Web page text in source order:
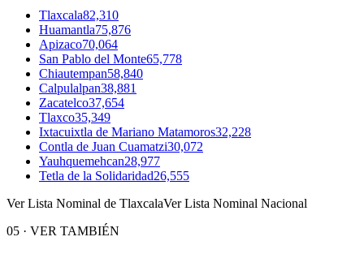
Tlaxcala82,310
Huamantla75,876
Apizaco70,064
San Pablo del Monte65,778
Chiautempan58,840
Calpulalpan38,881
Zacatelco37,654
Tlaxco35,349
Ixtacuixtla de Mariano Matamoros32,228
Contla de Juan Cuamatzi30,072
Yauhquemehcan28,977
Tetla de la Solidaridad26,555
Ver Lista Nominal de TlaxcalaVer Lista Nominal Nacional
05 · VER TAMBIÉN